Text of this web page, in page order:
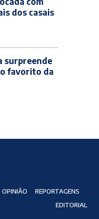
dos casais
surpreende
favorito da
OPINIÃO
REPORTAGENS
EDITORIAL